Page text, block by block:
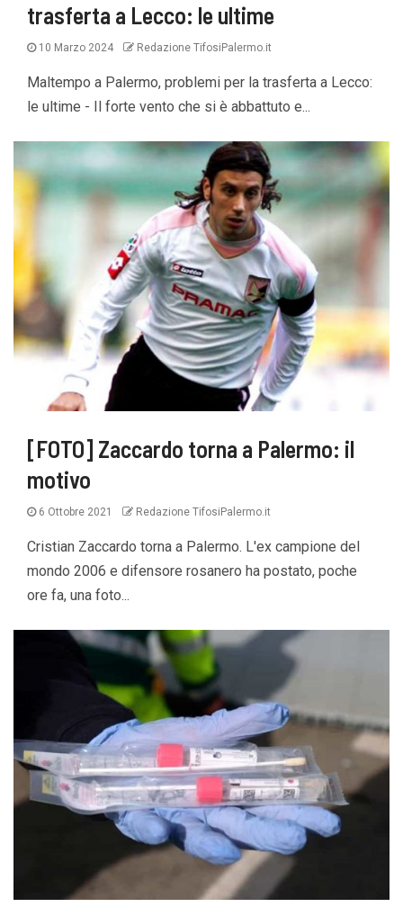
trasferta a Lecco: le ultime
10 Marzo 2024 Redazione TifosiPalermo.it
Maltempo a Palermo, problemi per la trasferta a Lecco:
le ultime - Il forte vento che si è abbattuto e...
[FOTO] Zaccardo torna a Palermo: il
motivo
6 Ottobre 2021 Redazione TifosiPalermo.it
Cristian Zaccardo torna a Palermo. L'ex campione del
mondo 2006 e difensore rosanero ha postato, poche
ore fa, una foto...